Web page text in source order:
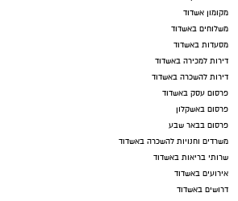
מקומון אשדוד
משלוחים באשדוד
מסעדות באשדוד
דירות למכירה באשדוד
דירות להשכרה באשדוד
פרסום עסק באשדוד
פרסום באשקלון
פרסום בבאר שבע
משרדים וחנויות להשכרה באשדוד
שרותי בריאות באשדוד
אירועים באשדוד
דרושים באשדוד